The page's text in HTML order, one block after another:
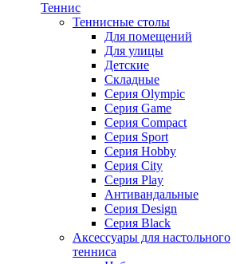
Теннис
Теннисные столы
Для помещений
Для улицы
Детские
Складные
Серия Olympic
Серия Game
Серия Compact
Серия Sport
Серия Hobby
Серия City
Серия Play
Антивандальные
Серия Design
Серия Black
Аксессуары для настольного
тенниса